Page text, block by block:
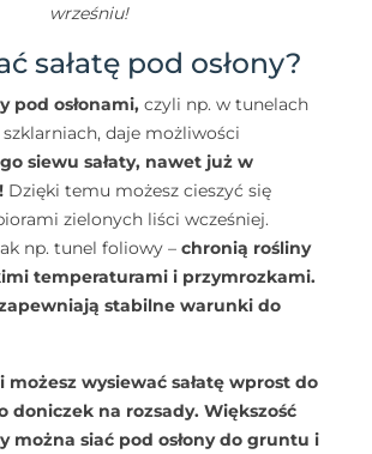
wrześniu!
sałatę pod osłony?
pod osłonami, czyli np. w tunelach
daje możliwości
siewu sałaty, nawet już w
Dzięki temu możesz cieszyć się
zielonych liści wcześniej.
np. tunel foliowy – chronią rośliny
temperaturami i przymrozkami.
stabilne warunki do
możesz wysiewać sałatę wprost do
doniczek na rozsady. Większość
można siać pod osłony do gruntu i